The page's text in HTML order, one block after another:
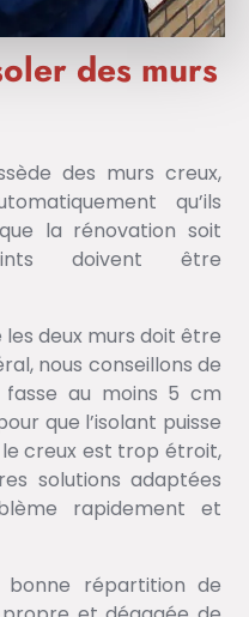
des murs
des murs creux,
qu’ils
la rénovation soit
doivent être
les deux murs doit être
nous conseillons de
au moins 5 cm
que l’isolant puisse
creux est trop étroit,
solutions adaptées
rapidement et
bonne répartition de